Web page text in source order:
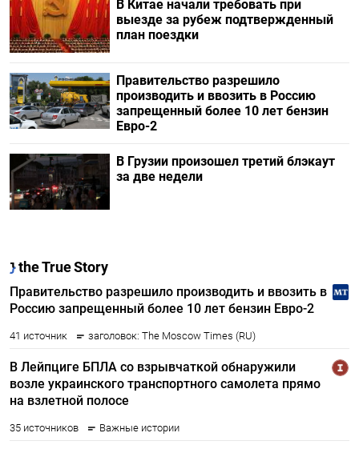
В Китае начали требовать при
выезде за рубеж подтвержденный
план поездки
Правительство разрешило
производить и ввозить в Россию
запрещенный более 10 лет бензин
Евро-2
В Грузии произошел третий блэкаут
за две недели